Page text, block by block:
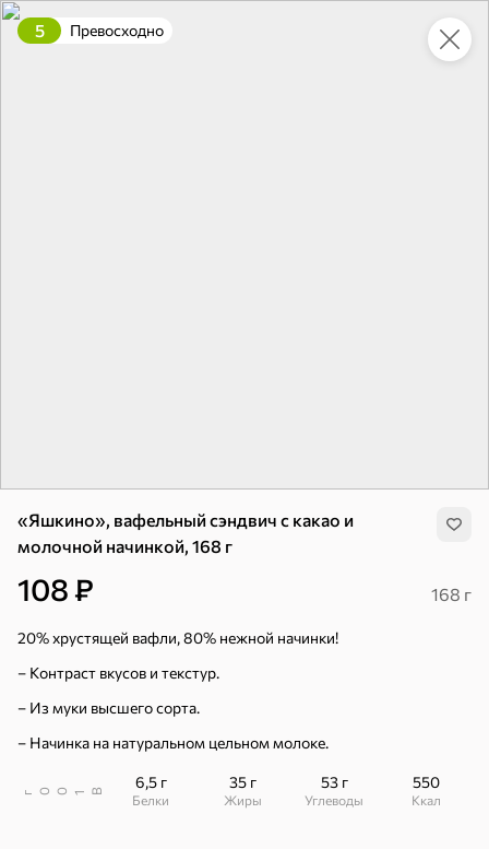
5 Превосходно
«Яшкино», вафельный сэндвич с какао и
молочной начинкой, 168 г
108 ₽ 168 г
20% хрустящей вафли, 80% нежной начинки!
– Контраст вкусов и текстур.
– Из муки высшего сорта.
– Начинка на натуральном цельном молоке.
В
1 00
г
6,5 г
Белки
35 г
Жиры
53 г
Углеводы
550
ккал